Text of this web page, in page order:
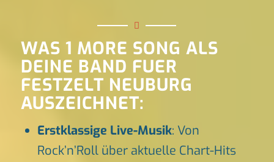
WAS 1 MORE SONG ALS
DEINE BAND FUER
FESTZELT NEUBURG
AUSZEICHNET:
Erstklassige Live-Musik: Von
Rock’n’Roll über aktuelle Chart-Hits